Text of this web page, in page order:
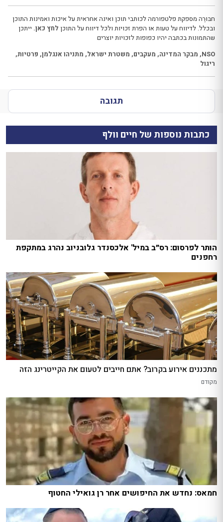
חבּוּרֶה מספקת פלטפורמה לכותבי תוכן ואינה אחראית על איכות ואמינות התוכן
ובכלל. לדיווח על טעות או הפרת זכויות ולכל דיווח על התוכן לחץ כאן. ייתכן
שהתמונות בכתבה יהיו כפופות לזכויות יוצרים
NSO
, מבקר המדינה, מעקבים, משטרת ישראל, מתניהו אנגלמן, פרטיות,
ריגול
תגובה
כתבות נוספות של חיים וולף
הותר לפרסום: רס״ב במיל' אלכסנדר גלובניוב נהרג במתקפת
רחפנים
מתכננים אירוע בקרוב? אתם חייבים לטעום את הקייטרינג הזה
מקודם
חמאס: נחדש את החיפושים אחר רן גואילי החטוף